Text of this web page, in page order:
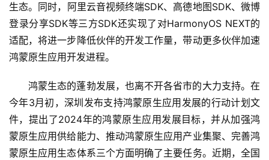
资
讯
生态。同时，阿里云音视频终端SDK、高德地图SDK、微博
登录分享SDK等三方SDK还实现了对HarmonyOS NEXT的
适配，将进一步降低伙伴的开发工作量，带动更多伙伴加速
鸿蒙原生应用开发进程。
鸿蒙生态的蓬勃发展，也离不开各省市的大力支持。在
今年3月初，深圳发布支持鸿蒙原生应用发展的行动计划文
件，提出了2024年的鸿蒙原生应用发展目标，并从加强鸿
蒙原生应用供给能力、推动鸿蒙原生应用产业集聚、完善鸿
蒙原生应用生态体系三个方面明确了主要任务。近期，全国